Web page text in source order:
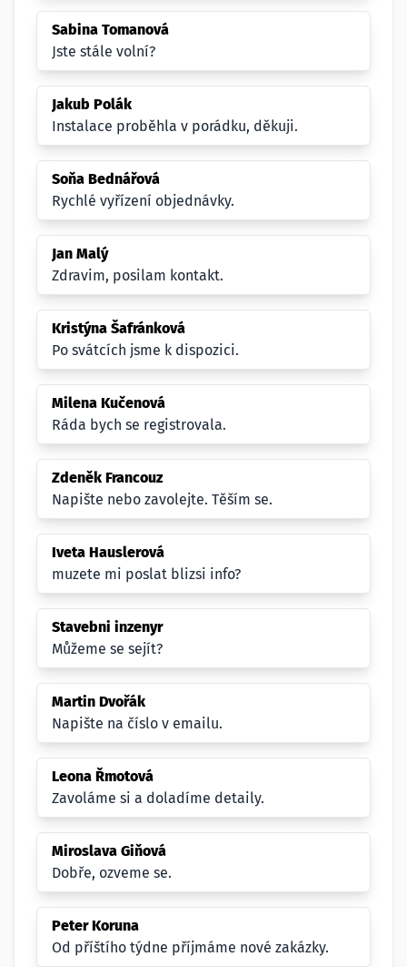
Sabina Tomanová
Jste stále volní?
Jakub Polák
Instalace proběhla v porádku, děkuji.
Soňa Bednářová
Rychlé vyřízení objednávky.
Jan Malý
Zdravim, posilam kontakt.
Kristýna Šafránková
Po svátcích jsme k dispozici.
Milena Kučenová
Ráda bych se registrovala.
Zdeněk Francouz
Napište nebo zavolejte. Těším se.
Iveta Hauslerová
muzete mi poslat blizsi info?
Stavebni inzenyr
Můžeme se sejít?
Martin Dvořák
Napište na číslo v emailu.
Leona Řmotová
Zavoláme si a doladíme detaily.
Miroslava Giňová
Dobře, ozveme se.
Peter Koruna
Od příštího týdne příjmáme nové zakázky.